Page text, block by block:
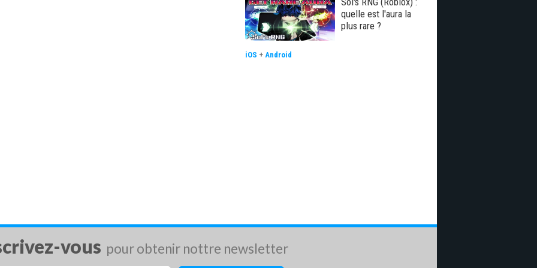
quelle est l'aura la
plus rare ?
iOS + Android
vous pour obtenir nottre newsletter